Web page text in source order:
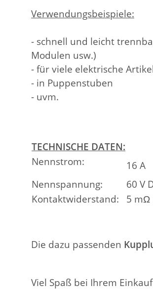
Verwendungsbeispiele:
- schnell und leicht
Modulen usw.)
- für viele elektrische
- in Puppenstuben
- uvm.
TECHNISCHE DATEN:
Nennstrom:
16 A
Nennspannung:
60 V
Kontaktwiderstand:
5 mΩ
Die dazu passenden
Viel Spaß bei Ihrem